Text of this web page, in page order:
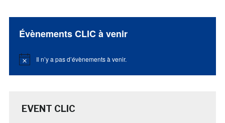
Évènements CLIC à venir
Notice Il n’y a pas d’évènements à venir.
EVENT CLIC